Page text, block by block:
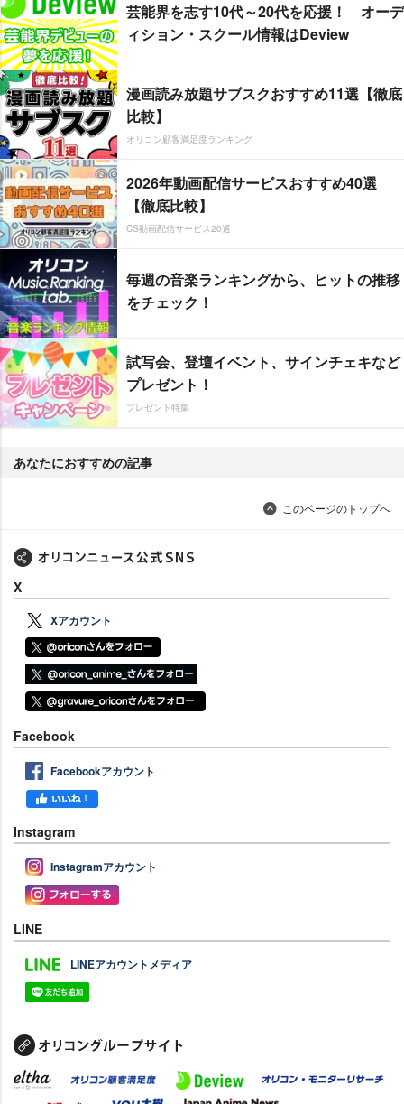
芸能界を志す10代～20代を応援！ オーデ
ィション・スクール情報はDeview
漫画読み放題サブスクおすすめ11選【徹底
比較】
オリコン顧客満足度ランキング
2026年動画配信サービスおすすめ40選
【徹底比較】
CS動画配信サービス20選
毎週の音楽ランキングから、ヒットの推移
をチェック！
試写会、登壇イベント、サインチェキなど
プレゼント！
プレゼント特集
あなたにおすすめの記事
このページのトップへ
X
Xアカウント
Facebook
Facebookアカウント
Instagram
Instagramアカウント
LINE
LINEアカウントメディア